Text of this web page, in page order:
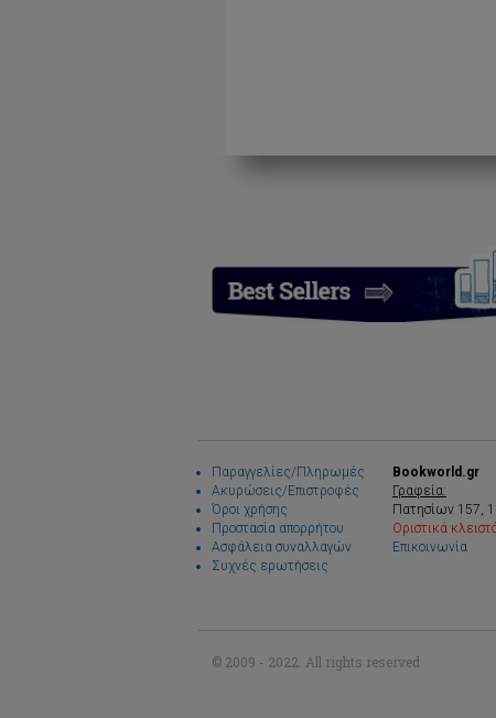
Παραγγελίες/Πληρωμές
Ακυρώσεις/Επιστροφές
Όροι χρήσης
Προστασία απορρήτου
Ασφάλεια συναλλαγών
Συχνές ερωτήσεις
Bookworld.gr
Γραφεία:
Πατησίων 157,
Οριστικά
Επικοινωνία
© 2009 - 2022. All rights reserved